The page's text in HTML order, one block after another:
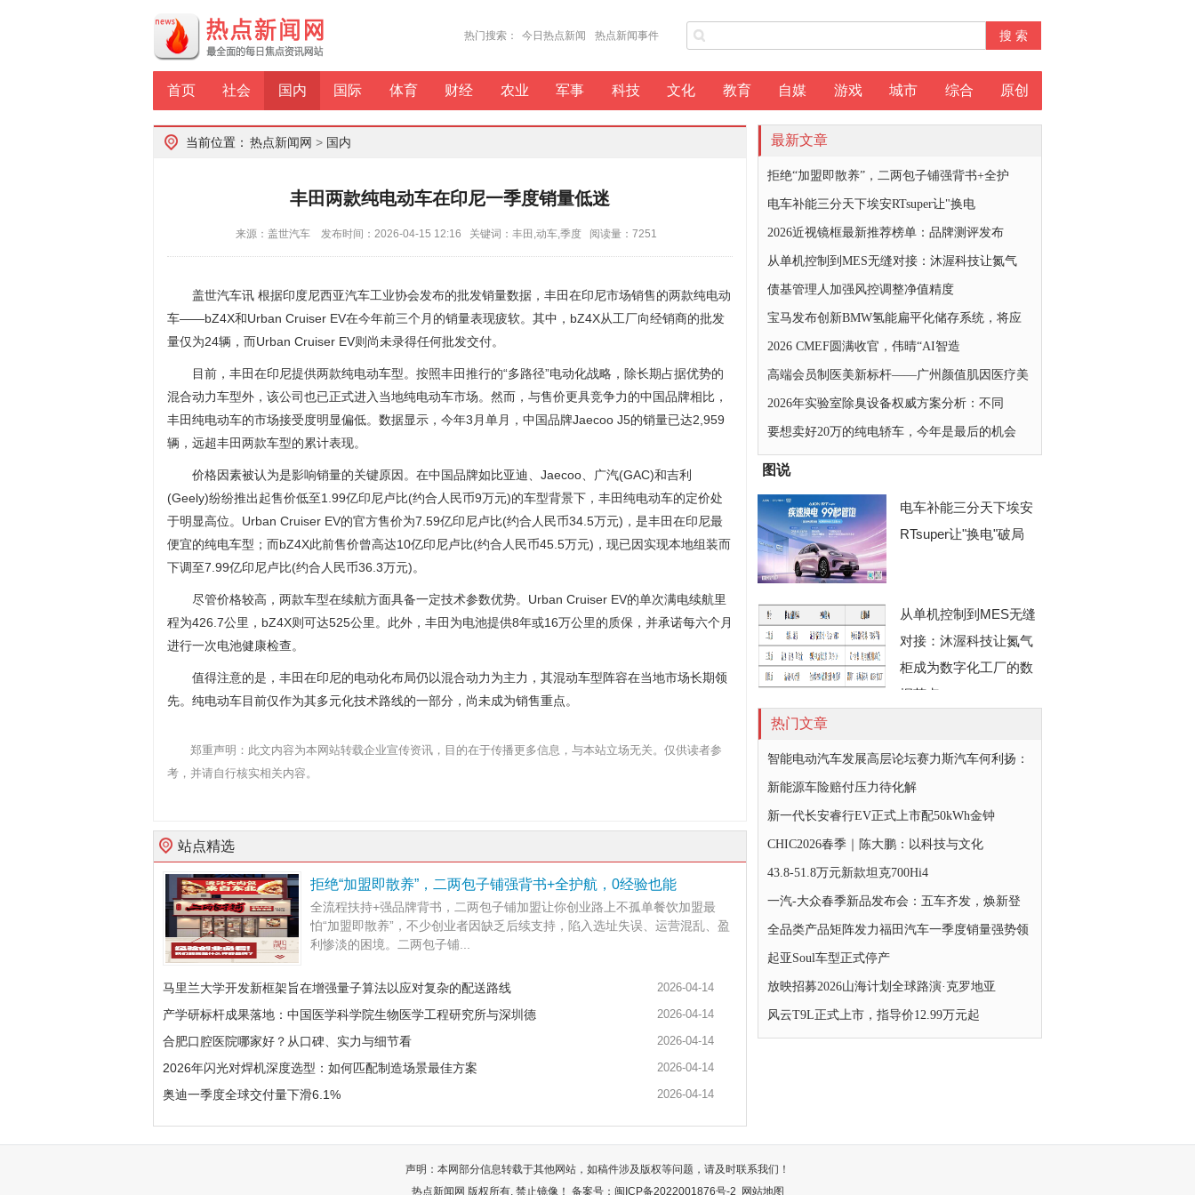
热门搜索： 今日热点新闻 热点新闻事件
首页 社会 国内 国际 体育 财经 农业 军事 科技 文化 教育 自媒 游戏 城市 综合 原创
当前位置： 热点新闻网 > 国内
丰田两款纯电动车在印尼一季度销量低迷
来源：盖世汽车 发布时间：2026-04-15 12:16 关键词：丰田,动车,季度 阅读量：7251
盖世汽车讯 根据印度尼西亚汽车工业协会发布的批发销量数据，丰田在印尼市场销售的两款纯电动
车——bZ4X和Urban Cruiser EV在今年前三个月的销量表现疲软。其中，bZ4X从工厂向经销商的批发
量仅为24辆，而Urban Cruiser EV则尚未录得任何批发交付。
目前，丰田在印尼提供两款纯电动车型。按照丰田推行的“多路径”电动化战略，除长期占据优势的
混合动力车型外，该公司也已正式进入当地纯电动车市场。然而，与售价更具竞争力的中国品牌相比，
丰田纯电动车的市场接受度明显偏低。数据显示，今年3月单月，中国品牌Jaecoo J5的销量已达2,959
辆，远超丰田两款车型的累计表现。
价格因素被认为是影响销量的关键原因。在中国品牌如比亚迪、Jaecoo、广汽(GAC)和吉利
(Geely)纷纷推出起售价低至1.99亿印尼卢比(约合人民币9万元)的车型背景下，丰田纯电动车的定价处
于明显高位。Urban Cruiser EV的官方售价为7.59亿印尼卢比(约合人民币34.5万元)，是丰田在印尼最
便宜的纯电车型；而bZ4X此前售价曾高达10亿印尼卢比(约合人民币45.5万元)，现已因实现本地组装而
下调至7.99亿印尼卢比(约合人民币36.3万元)。
尽管价格较高，两款车型在续航方面具备一定技术参数优势。Urban Cruiser EV的单次满电续航里
程为426.7公里，bZ4X则可达525公里。此外，丰田为电池提供8年或16万公里的质保，并承诺每六个月
进行一次电池健康检查。
值得注意的是，丰田在印尼的电动化布局仍以混合动力为主力，其混动车型阵容在当地市场长期领
先。纯电动车目前仅作为其多元化技术路线的一部分，尚未成为销售重点。
郑重声明：此文内容为本网站转载企业宣传资讯，目的在于传播更多信息，与本站立场无关。仅供读者参
考，并请自行核实相关内容。
站点精选
拒绝“加盟即散养”，二两包子铺强背书+全护航，0经验也能
全流程扶持+强品牌背书，二两包子铺加盟让你创业路上不孤单餐饮加盟最
怕“加盟即散养”，不少创业者因缺乏后续支持，陷入选址失误、运营混乱、盈
利惨淡的困境。二两包子铺...
马里兰大学开发新框架旨在增强量子算法以应对复杂的配送路线 2026-04-14
产学研标杆成果落地：中国医学科学院生物医学工程研究所与深圳德 2026-04-14
合肥口腔医院哪家好？从口碑、实力与细节看 2026-04-14
2026年闪光对焊机深度选型：如何匹配制造场景最佳方案 2026-04-14
奥迪一季度全球交付量下滑6.1% 2026-04-14
最新文章
拒绝“加盟即散养”，二两包子铺强背书+全护
电车补能三分天下埃安RTsuper让"换电
2026近视镜框最新推荐榜单：品牌测评发布
从单机控制到MES无缝对接：沐渥科技让氮气
债基管理人加强风控调整净值精度
宝马发布创新BMW氢能扁平化储存系统，将应
2026 CMEF圆满收官，伟晴“AI智造
高端会员制医美新标杆——广州颜值肌因医疗美
2026年实验室除臭设备权威方案分析：不同
要想卖好20万的纯电轿车，今年是最后的机会
图说
电车补能三分天下埃安
RTsuper让"换电"破局
从单机控制到MES无缝
对接：沐渥科技让氮气
柜成为数字化工厂的数
据节点
热门文章
智能电动汽车发展高层论坛赛力斯汽车何利扬：
新能源车险赔付压力待化解
新一代长安睿行EV正式上市配50kWh金钟
CHIC2026春季｜陈大鹏：以科技与文化
43.8-51.8万元新款坦克700Hi4
一汽-大众春季新品发布会：五车齐发，焕新登
全品类产品矩阵发力福田汽车一季度销量强势领
起亚Soul车型正式停产
放映招募2026山海计划全球路演·克罗地亚
风云T9L正式上市，指导价12.99万元起
声明：本网部分信息转载于其他网站，如稿件涉及版权等问题，请及时联系我们！
热点新闻网 版权所有, 禁止镜像！ 备案号： 闽ICP备2022001876号-2 网站地图